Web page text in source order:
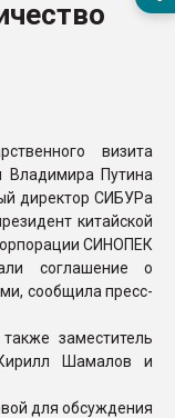
28.07.2026
ПЕРЕЙТИ НА
визита
Владимира Путина
директор СИБУРа
китайской
СИНОПЕК
соглашение о
сообщила пресс-
заместитель
Шамалов и
для обсуждения